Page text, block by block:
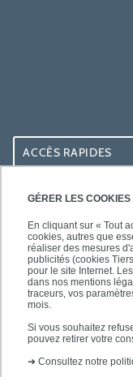
GÉRER LES COOKIES
En cliquant sur « Tout
cookies, autres que
réaliser des mesures
publicités (cookies
pour le site Internet.
dans nos mentions
traceurs, vos
mois.
Si vous souhaitez
pouvez retirer votre
➜ Consultez notre
ACCÈS RAPIDES
ACCÈS PRATIQUES
SUIVEZ-NOUS